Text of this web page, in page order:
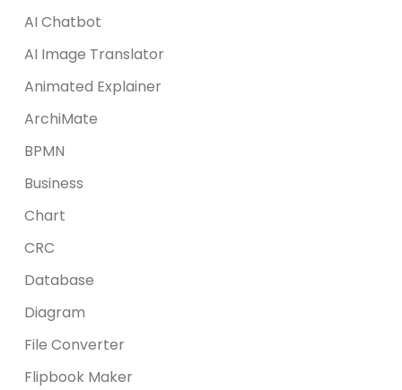
AI Chatbot
AI Image Translator
Animated Explainer
ArchiMate
BPMN
Business
Chart
CRC
Database
Diagram
File Converter
Flipbook Maker